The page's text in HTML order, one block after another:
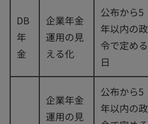
DB
年
金
企業年金
運用の見
える化
公布から5
年以内の政
令で定める
日
企業年金
運用の見
公布から5
年以内の政